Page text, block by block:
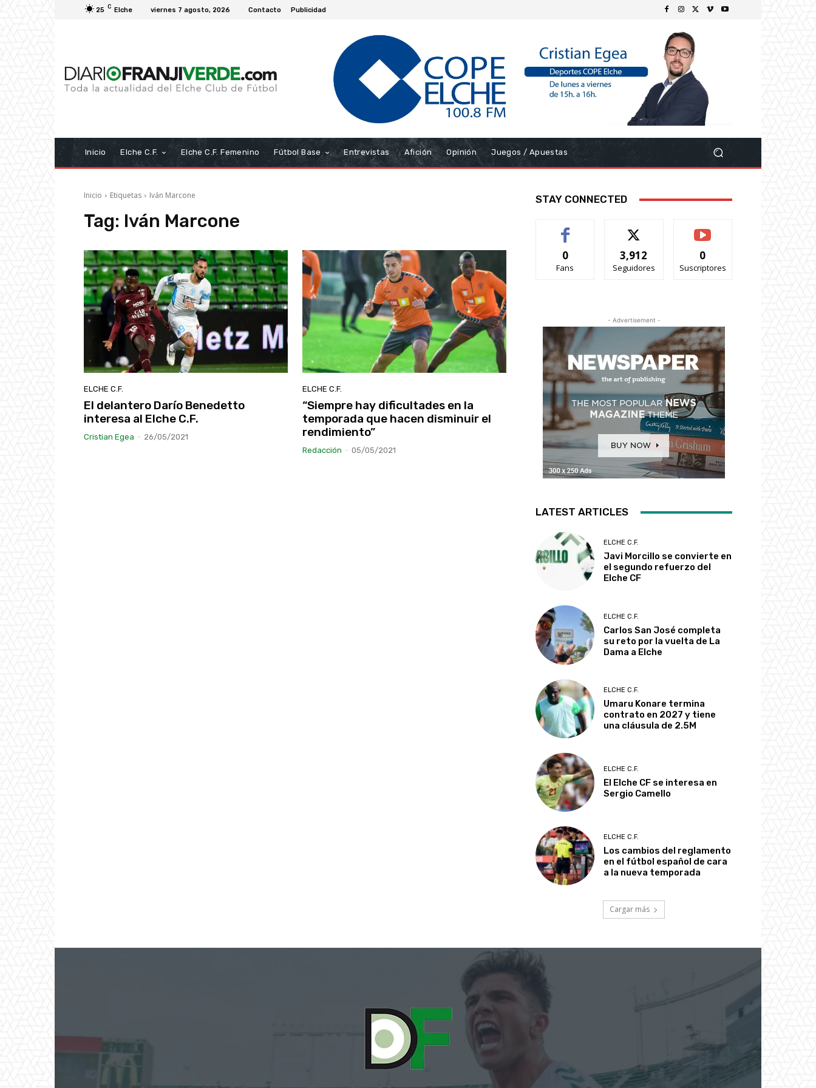
25 C Elche viernes 7 agosto, 2026 Contacto Publicidad
Inicio Elche C.F. Elche C.F. Femenino Fútbol Base Entrevistas Afición Opinión Juegos / Apuestas
Inicio Etiquetas Iván Marcone
Tag: Iván Marcone
ELCHE C.F.
El delantero Darío Benedetto
interesa al Elche C.F.
Cristian Egea - 26/05/2021
ELCHE C.F.
“Siempre hay dificultades en la
temporada que hacen disminuir el
rendimiento”
Redacción - 05/05/2021
STAY CONNECTED
0
Fans
3,912
Seguidores
0
Suscriptores
- Advertisement -
LATEST ARTICLES
ELCHE C.F.
Javi Morcillo se convierte en
el segundo refuerzo del
Elche CF
ELCHE C.F.
Carlos San José completa
su reto por la vuelta de La
Dama a Elche
ELCHE C.F.
Umaru Konare termina
contrato en 2027 y tiene
una cláusula de 2.5M
ELCHE C.F.
El Elche CF se interesa en
Sergio Camello
ELCHE C.F.
Los cambios del reglamento
en el fútbol español de cara
a la nueva temporada
Cargar más